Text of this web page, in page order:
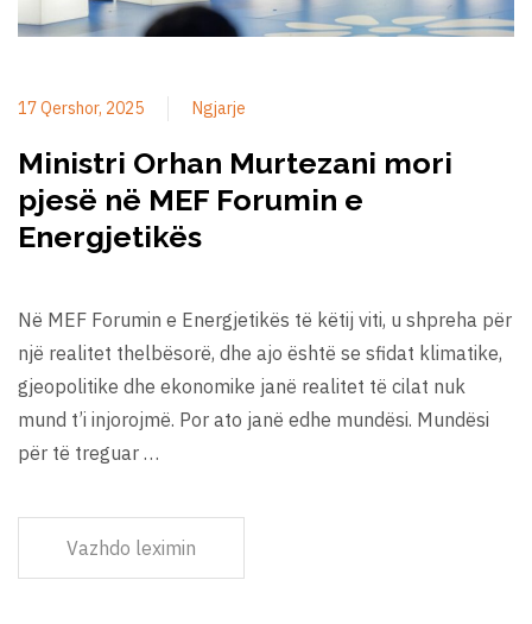
17 Qershor, 2025 Ngjarje
Ministri Orhan Murtezani mori
pjesë në MEF Forumin e
Energjetikës
Në MEF Forumin e Energjetikës të këtij viti, u shpreha për
një realitet thelbësorë, dhe ajo është se sfidat klimatike,
gjeopolitike dhe ekonomike janë realitet të cilat nuk
mund t’i injorojmë. Por ato janë edhe mundësi. Mundësi
për të treguar …
Vazhdo leximin